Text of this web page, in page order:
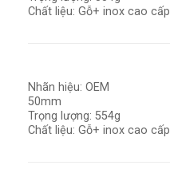
Chất liệu: Gỗ+ inox cao cấp
Nhãn hiệu: OEM
50mm
Trọng lượng: 554g
Chất liệu: Gỗ+ inox cao cấp